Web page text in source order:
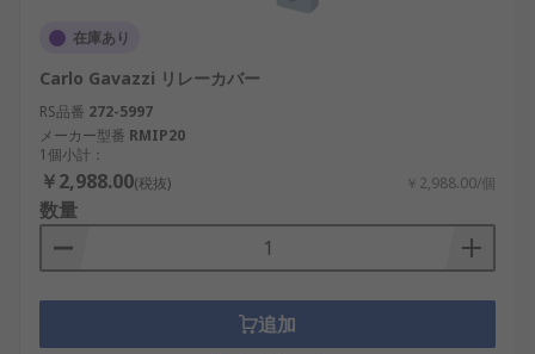
在庫あり
Carlo Gavazzi リレーカバー
RS品番 272-5997
メーカー型番 RMIP20
1個小計：
￥2,988.00(税抜) ￥2,988.00/個
数量
追加